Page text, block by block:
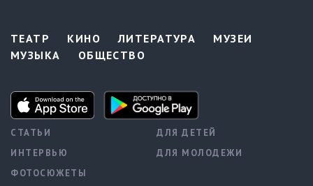
ТЕАТР КИНО ЛИТЕРАТУРА
МУЗЕИ
МУЗЫКА
ОБЩЕСТВО
СТАТЬИ
ИНТЕРВЬЮ
ФОТОСЮЖЕТЫ
ДЛЯ ДЕТЕЙ
ДЛЯ МОЛОДЕЖИ